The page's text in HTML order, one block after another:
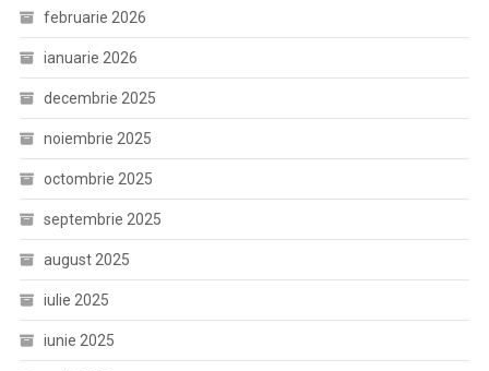
februarie 2026
ianuarie 2026
decembrie 2025
noiembrie 2025
octombrie 2025
septembrie 2025
august 2025
iulie 2025
iunie 2025